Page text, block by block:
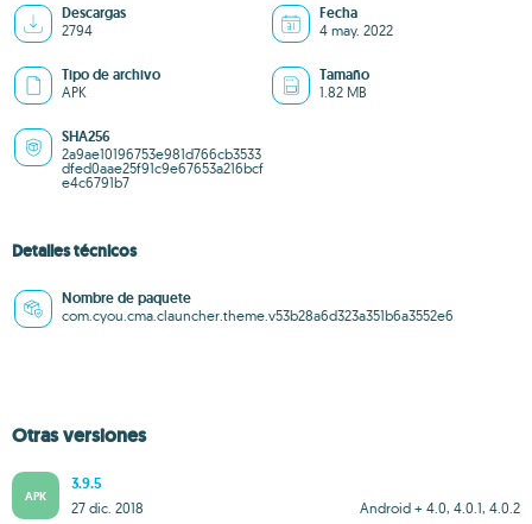
Descargas
2794
Fecha
4 may. 2022
Tipo de archivo
APK
Tamaño
1.82 MB
SHA256
2a9ae10196753e981d766cb3533
dfed0aae25f91c9e67653a216bcf
e4c6791b7
Detalles técnicos
Nombre de paquete
com.cyou.cma.clauncher.theme.v53b28a6d323a351b6a3552e6
Otras versiones
APK
3.9.5
Android + 4.0, 4.0.1, 4.0.2
27 dic. 2018